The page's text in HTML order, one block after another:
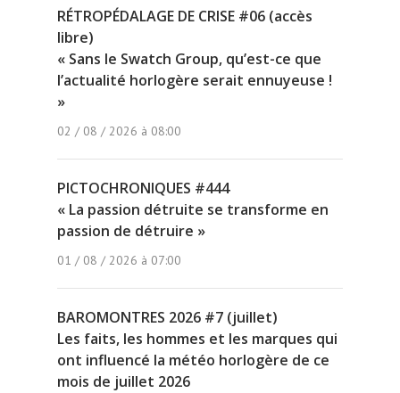
RÉTROPÉDALAGE DE CRISE #06 (accès
libre)
« Sans le Swatch Group, qu’est-ce que
l’actualité horlogère serait ennuyeuse !
»
02 / 08 / 2026 à 08:00
PICTOCHRONIQUES #444
« La passion détruite se transforme en
passion de détruire »
01 / 08 / 2026 à 07:00
BAROMONTRES 2026 #7 (juillet)
Les faits, les hommes et les marques qui
ont influencé la météo horlogère de ce
mois de juillet 2026